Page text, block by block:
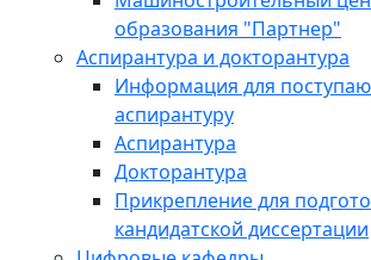
образования "Партнер"
Аспирантура и докторантура
Информация для
аспирантуру
Аспирантура
Докторантура
Прикрепление для
кандидатской диссертации